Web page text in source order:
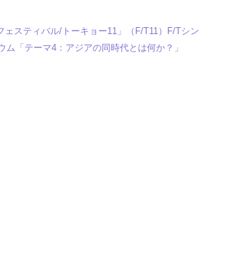
ェスティバル/トーキョー11」（F/T11）F/Tシン
ム「テーマ4：アジアの同時代とは何か？」